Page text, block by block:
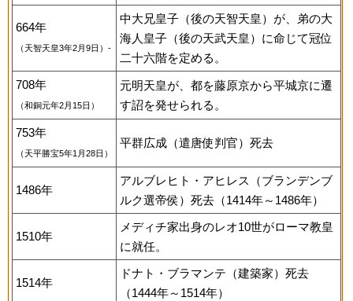
664年
（天智天皇3年2月9日）-
中大兄皇子（後の天智天皇）が、弟の大
海人皇子（後の天武天皇）に命じて冠位
二十六階を定める。
708年
（和銅元年2月15日）
元明天皇が、都を藤原京から平城京に遷
す詔を発せられる。
753年
（天平勝宝5年1月28日）
平群広成（遣唐使判官）死去
1486年
アルブレヒト・アヒレス（ブランデンブ
ルク選帝侯）死去（1414年～1486年）
1510年
メディチ家出身のレオ10世がローマ教皇
に就任。
1514年
ドナト・ブラマンテ（建築家）死去
（1444年～1514年）